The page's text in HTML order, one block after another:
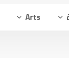
Arts